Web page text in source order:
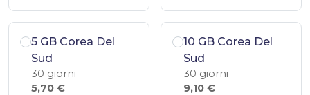
5 GB Corea Del
Sud
30 giorni
5,70 €
10 GB Corea Del
Sud
30 giorni
9,10 €